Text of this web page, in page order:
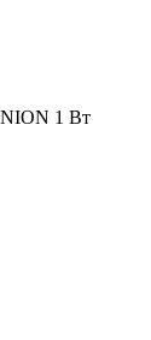
1 Вт